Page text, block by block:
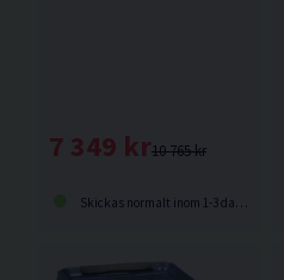
10 765 kr
7 349 kr
Skickas normalt inom 1-3 dagar